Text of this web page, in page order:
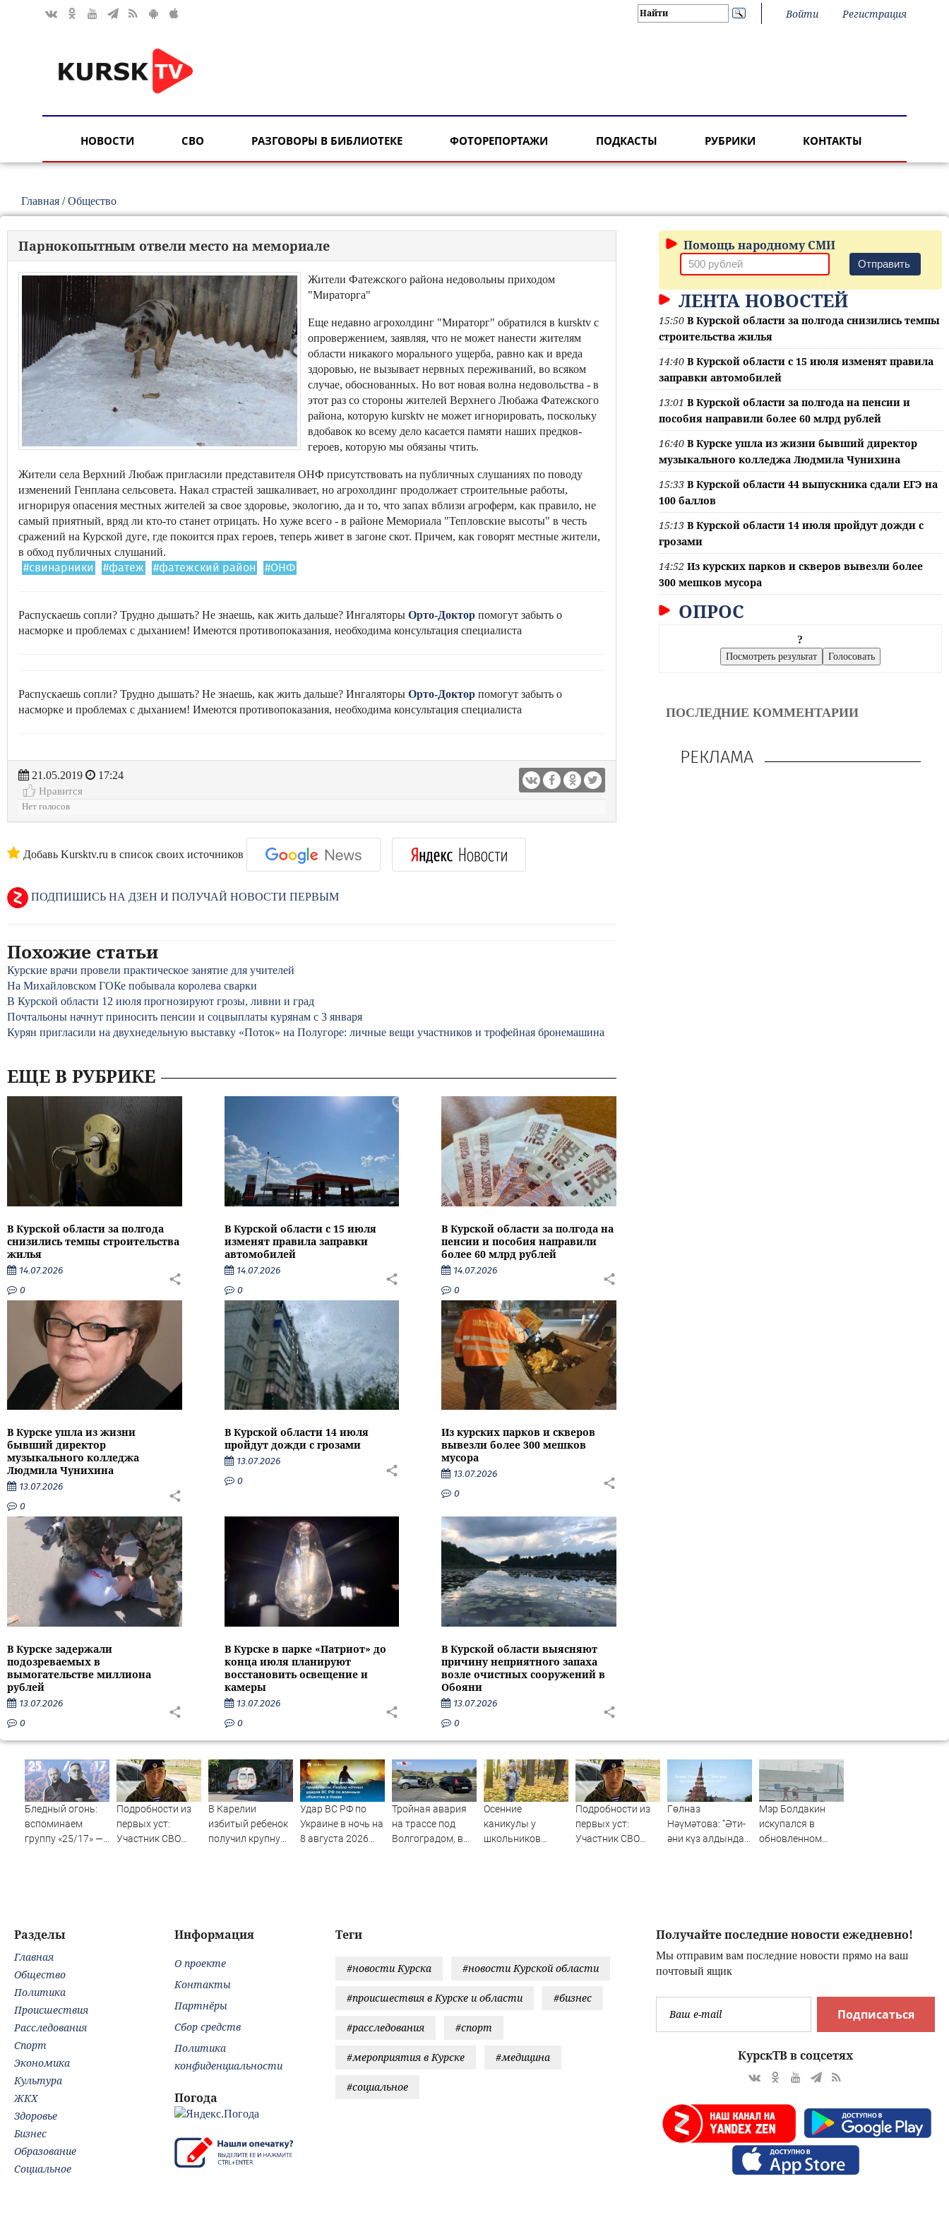
Войти Регистрация
НОВОСТИ СВО РАЗГОВОРЫ В БИБЛИОТЕКЕ ФОТОРЕПОРТАЖИ ПОДКАСТЫ РУБРИКИ КОНТАКТЫ
Главная /Общество
Парнокопытным отвели место на мемориале
Жители Фатежского района недовольны приходом
"Мираторга"
Еще недавно агрохолдинг "Мираторг" обратился в kursktv с
опровержением, заявляя, что не может нанести жителям
области никакого морального ущерба, равно как и вреда
здоровью, не вызывает нервных переживаний, во всяком
случае, обоснованных. Но вот новая волна недовольства - в
этот раз со стороны жителей Верхнего Любажа Фатежского
района, которую kursktv не может игнорировать, поскольку
вдобавок ко всему дело касается памяти наших предков-
героев, которую мы обязаны чтить.
Жители села Верхний Любаж пригласили представителя ОНФ присутствовать на публичных слушаниях по поводу
изменений Генплана сельсовета. Накал страстей зашкаливает, но агрохолдинг продолжает строительные работы,
игнорируя опасения местных жителей за свое здоровье, экологию, да и то, что запах вблизи агроферм, как правило, не
самый приятный, вряд ли кто-то станет отрицать. Но хуже всего - в районе Мемориала "Тепловские высоты" в честь
сражений на Курской дуге, где покоится прах героев, теперь живет в загоне скот. Причем, как говорят местные жители,
в обход публичных слушаний.
#свинарники #фатеж #фатежский район #ОНФ
Распускаешь сопли? Трудно дышать? Не знаешь, как жить дальше? Ингаляторы Орто-Доктор помогут забыть о
насморке и проблемах с дыханием! Имеются противопоказания, необходима консультация специалиста
Распускаешь сопли? Трудно дышать? Не знаешь, как жить дальше? Ингаляторы Орто-Доктор помогут забыть о
насморке и проблемах с дыханием! Имеются противопоказания, необходима консультация специалиста
21.05.2019
17:24
Нравится
Нет голосов
Добавь Kursktv.ru в список своих источников
ПОДПИШИСЬ НА ДЗЕН И ПОЛУЧАЙ НОВОСТИ ПЕРВЫМ
Похожие статьи
Курские врачи провели практическое занятие для учителей
На Михайловском ГОКе побывала королева сварки
В Курской области 12 июля прогнозируют грозы, ливни и град
Почтальоны начнут приносить пенсии и соцвыплаты курянам с 3 января
Курян пригласили на двухнедельную выставку «Поток» на Полугоре: личные вещи участников и трофейная бронемашина
ЕЩЕ В РУБРИКЕ
В Курской области за полгода
снизились темпы строительства
жилья
14.07.2026
0
В Курской области с 15 июля
изменят правила заправки
автомобилей
14.07.2026
0
В Курской области за полгода на
пенсии и пособия направили
более 60 млрд рублей
14.07.2026
0
В Курске ушла из жизни
бывший директор
музыкального колледжа
Людмила Чунихина
13.07.2026
0
В Курской области 14 июля
пройдут дожди с грозами
13.07.2026
0
Из курских парков и скверов
вывезли более 300 мешков
мусора
13.07.2026
0
В Курске задержали
подозреваемых в
вымогательстве миллиона
рублей
13.07.2026
0
В Курске в парке «Патриот» до
конца июля планируют
восстановить освещение и
камеры
13.07.2026
0
В Курской области выясняют
причину неприятного запаха
возле очистных сооружений в
Обояни
13.07.2026
0
Помощь народному СМИ
Отправить
ЛЕНТА НОВОСТЕЙ
15:50 В Курской области за полгода снизились темпы
строительства жилья
14:40 В Курской области с 15 июля изменят правила
заправки автомобилей
13:01 В Курской области за полгода на пенсии и
пособия направили более 60 млрд рублей
16:40 В Курске ушла из жизни бывший директор
музыкального колледжа Людмила Чунихина
15:33 В Курской области 44 выпускника сдали ЕГЭ на
100 баллов
15:13 В Курской области 14 июля пройдут дожди с
грозами
14:52 Из курских парков и скверов вывезли более
300 мешков мусора
ОПРОС
?
ПОСЛЕДНИЕ КОММЕНТАРИИ
РЕКЛАМА
Бледный огонь:
вспоминаем
группу «25/17» —
Подробности из
первых уст:
Участник СВО
В Карелии
избитый ребенок
получил крупную
Удар ВС РФ по
Украине в ночь на
8 августа 2026
Тройная авария
на трассе под
Волгоградом, в
Осенние
каникулы у
школьников
Подробности из
первых уст:
Участник СВО
Гөлназ
Нәүмәтова: “Әти-
әни күз алдында
Мэр Болдакин
искупался в
обновленном
Получайте последние новости ежедневно!
Мы отправим вам последние новости прямо на ваш
почтовый ящик
Подписаться
КурскТВ в соцсетях
Теги
#новости Курска #новости Курской области
#происшествия в Курске и области #бизнес
#расследования #спорт
#мероприятия в Курске #медицина
#социальное
Разделы
Главная
Общество
Политика
Происшествия
Расследования
Спорт
Экономика
Культура
ЖКХ
Здоровье
Бизнес
Образование
Социальное
Информация
О проекте
Контакты
Партнёры
Сбор средств
Политика
конфиденциальности
Погода